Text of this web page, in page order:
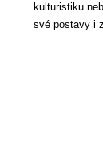
kulturistiku
své postavy i